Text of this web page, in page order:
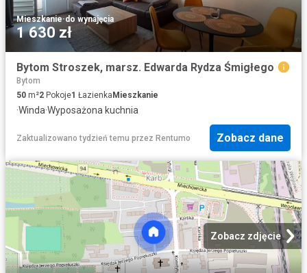
Mieszkanie·do wynajęcia
1 630 zł
Bytom Stroszek, marsz. Edwarda Rydza Śmigłego
Bytom
50 m²2 Pokoje1 ŁazienkaMieszkanie
·Winda·Wyposażona kuchnia
Zaktualizowano tydzień temu przez Rentumo Zobacz dane
Zobacz zdjęcie